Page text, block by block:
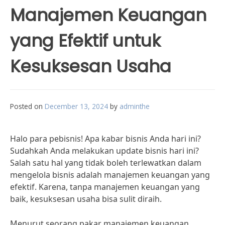
Manajemen Keuangan
yang Efektif untuk
Kesuksesan Usaha
Posted on December 13, 2024 by adminthe
Halo para pebisnis! Apa kabar bisnis Anda hari ini?
Sudahkah Anda melakukan update bisnis hari ini?
Salah satu hal yang tidak boleh terlewatkan dalam
mengelola bisnis adalah manajemen keuangan yang
efektif. Karena, tanpa manajemen keuangan yang
baik, kesuksesan usaha bisa sulit diraih.